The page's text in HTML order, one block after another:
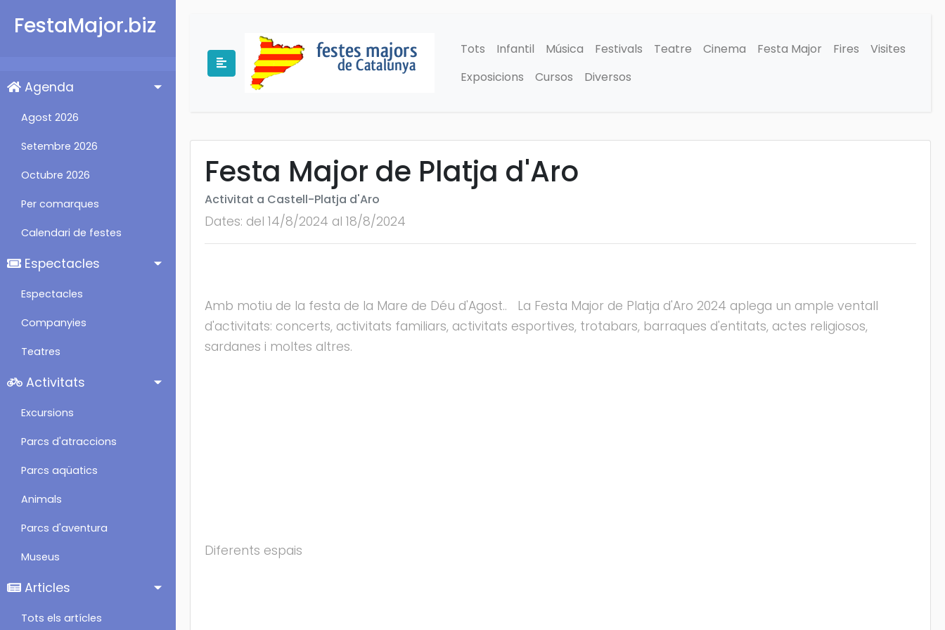
FestaMajor.biz
Agenda
Agost 2026
Setembre 2026
Octubre 2026
Per comarques
Calendari de festes
Espectacles
Espectacles
Companyies
Teatres
Activitats
Excursions
Parcs d'atraccions
Parcs aqüatics
Animals
Parcs d'aventura
Museus
Articles
Tots els artícles
Tots Infantil Música Festivals Teatre Cinema Festa Major Fires
Visites
Exposicions
Cursos Diversos
Festa Major de Platja d'Aro
Activitat a Castell-Platja d'Aro
Dates: del 14/8/2024 al 18/8/2024
Amb motiu de la festa de la Mare de Déu d'Agost.. La Festa Major de Platja d'Aro 2024 aplega un ample ventall
d'activitats: concerts, activitats familiars, activitats esportives, trotabars, barraques d'entitats, actes religiosos,
sardanes i moltes altres.
Diferents espais